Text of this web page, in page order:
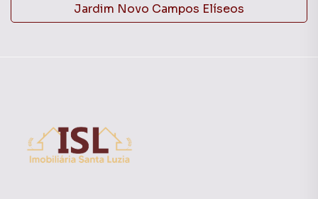
Jardim Novo Campos Elíseos